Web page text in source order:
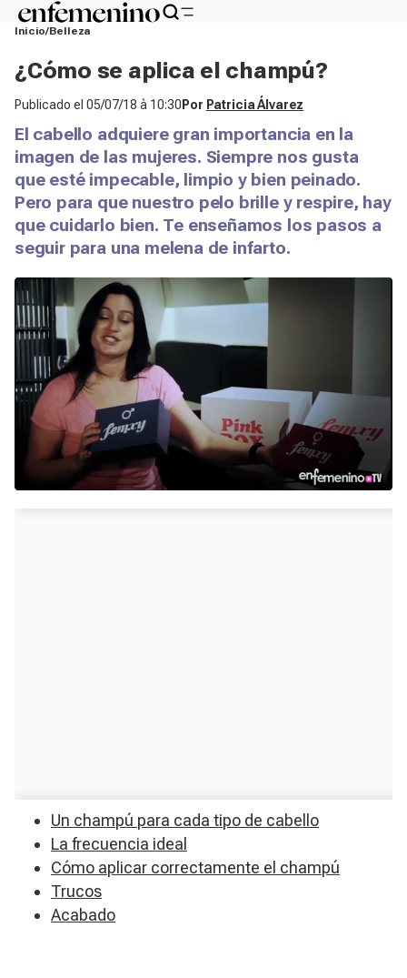
Inicio Belleza
¿Cómo se aplica el champú?
Publicado el 05/07/18 à 10:30 Por Patricia Álvarez
El cabello adquiere gran importancia en la
imagen de las mujeres. Siempre nos gusta
que esté impecable, limpio y bien peinado.
Pero para que nuestro pelo brille y respire, hay
que cuidarlo bien. Te enseñamos los pasos a
seguir para una melena de infarto.
Un champú para cada tipo de cabello
La frecuencia ideal
Cómo aplicar correctamente el champú
Trucos
Acabado